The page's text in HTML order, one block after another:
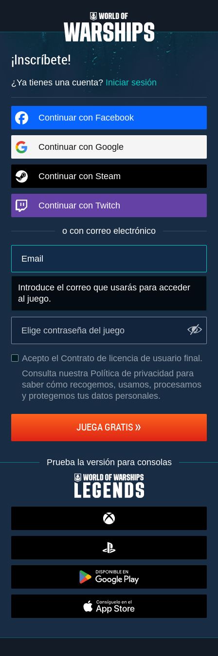
¡Inscríbete!
¿Ya tienes una cuenta? Iniciar sesión
Continuar con Facebook
Continuar con Google
Continuar con Steam
Continuar con Twitch
o con correo electrónico
Introduce el correo que usarás para acceder
al juego.
Acepto el Contrato de licencia de usuario final .
Consulta nuestra Política de privacidad para
saber cómo recogemos, usamos, procesamos
y protegemos tus datos personales.
JUEGA GRATIS
Prueba la versión para consolas